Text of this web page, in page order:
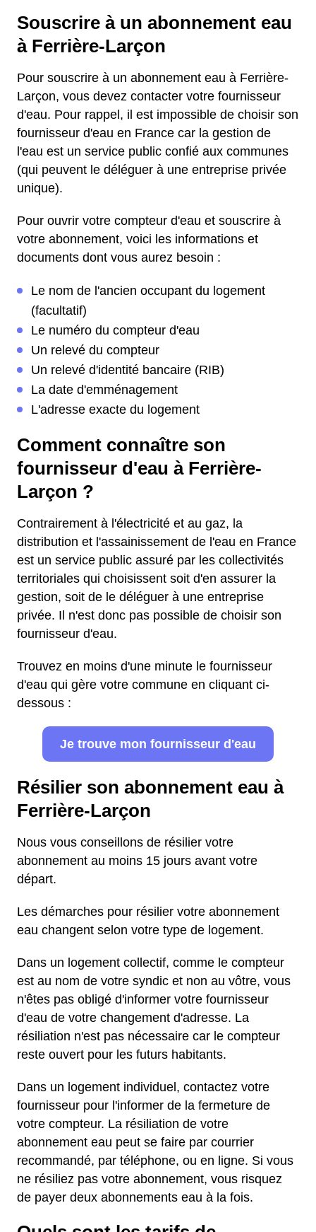
Souscrire à un abonnement eau
à Ferrière-Larçon
Pour souscrire à un abonnement eau à Ferrière-
Larçon, vous devez contacter votre fournisseur
d'eau. Pour rappel, il est impossible de choisir son
fournisseur d'eau en France car la gestion de
l'eau est un service public confié aux communes
(qui peuvent le déléguer à une entreprise privée
unique).
Pour ouvrir votre compteur d'eau et souscrire à
votre abonnement, voici les informations et
documents dont vous aurez besoin :
Le nom de l'ancien occupant du logement
(facultatif)
Le numéro du compteur d'eau
Un relevé du compteur
Un relevé d'identité bancaire (RIB)
La date d'emménagement
L'adresse exacte du logement
Comment connaître son
fournisseur d'eau à Ferrière-
Larçon ?
Contrairement à l'électricité et au gaz, la
distribution et l'assainissement de l'eau en France
est un service public assuré par les collectivités
territoriales qui choisissent soit d'en assurer la
gestion, soit de le déléguer à une entreprise
privée. Il n'est donc pas possible de choisir son
fournisseur d'eau.
Trouvez en moins d'une minute le fournisseur
d'eau qui gère votre commune en cliquant ci-
dessous :
Je trouve mon fournisseur d'eau
Résilier son abonnement eau à
Ferrière-Larçon
Nous vous conseillons de résilier votre
abonnement au moins 15 jours avant votre
départ.
Les démarches pour résilier votre abonnement
eau changent selon votre type de logement.
Dans un logement collectif, comme le compteur
est au nom de votre syndic et non au vôtre, vous
n'êtes pas obligé d'informer votre fournisseur
d'eau de votre changement d'adresse. La
résiliation n'est pas nécessaire car le compteur
reste ouvert pour les futurs habitants.
Dans un logement individuel, contactez votre
fournisseur pour l'informer de la fermeture de
votre compteur. La résiliation de votre
abonnement eau peut se faire par courrier
recommandé, par téléphone, ou en ligne. Si vous
ne résiliez pas votre abonnement, vous risquez
de payer deux abonnements eau à la fois.